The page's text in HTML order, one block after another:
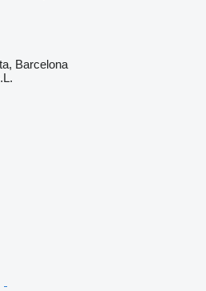
Barcelona